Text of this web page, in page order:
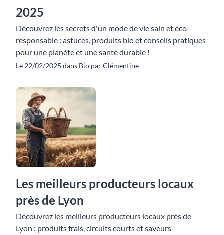
2025
Découvrez les secrets d'un mode de vie sain et éco-
responsable : astuces, produits bio et conseils pratiques
pour une planète et une santé durable !
Le 22/02/2025 dans Bio par Clémentine
Les meilleurs producteurs locaux
près de Lyon
Découvrez les meilleurs producteurs locaux près de
Lyon : produits frais, circuits courts et saveurs